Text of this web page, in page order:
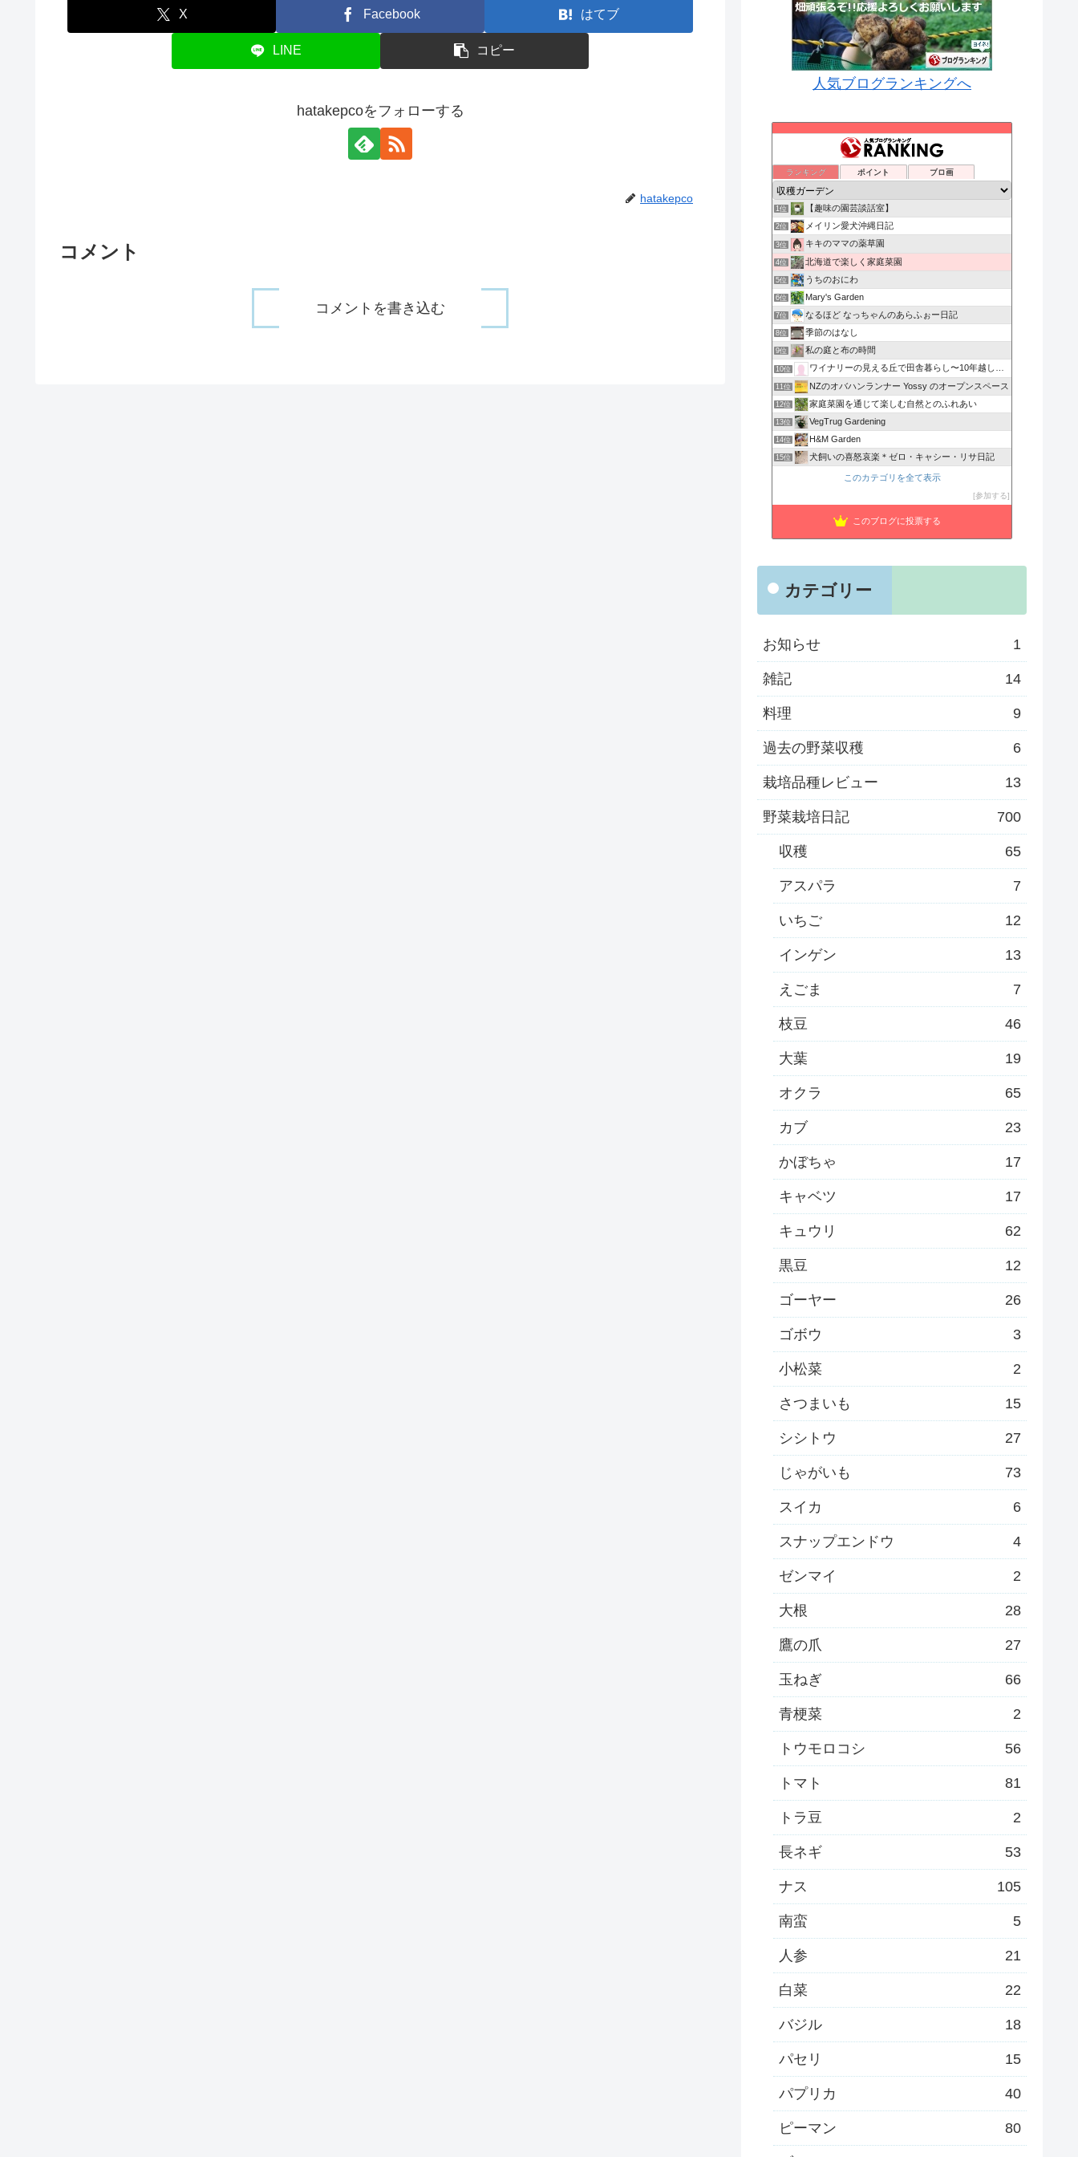
X Facebook はてブ
LINE コピー
hatakepcoをフォローする
hatakepco
コメント
コメントを書き込む
人気ブログランキングへ
ランキング ポイント ブロ画
1位 【趣味の園芸談話室】
2位 メイリン愛犬沖縄日記
3位 キキのママの薬草園
4位 北海道で楽しく家庭菜園
5位 うちのおにわ
6位 Mary's Garden
7位 なるほど なっちゃんのあらふぉー日記
8位 季節のはなし
9位 私の庭と布の時間
10位 ワイナリーの見える丘で田舎暮らし〜10年越しの夢叶えました〜
11位 NZのオバハンランナー Yossy のオープンスペース
12位 家庭菜園を通じて楽しむ自然とのふれあい
13位 VegTrug Gardening
14位 H&M Garden
15位 犬飼いの喜怒哀楽＊ゼロ・キャシー・リサ日記
このカテゴリを全て表示
参加する
このブログに投票する
カテゴリー
お知らせ 1
雑記 14
料理 9
過去の野菜収穫 6
栽培品種レビュー 13
野菜栽培日記 700
収穫 65
アスパラ 7
いちご 12
インゲン 13
えごま 7
枝豆 46
大葉 19
オクラ 65
カブ 23
かぼちゃ 17
キャベツ 17
キュウリ 62
黒豆 12
ゴーヤー 26
ゴボウ 3
小松菜 2
さつまいも 15
シシトウ 27
じゃがいも 73
スイカ 6
スナップエンドウ 4
ゼンマイ 2
大根 28
鷹の爪 27
玉ねぎ 66
青梗菜 2
トウモロコシ 56
トマト 81
トラ豆 2
長ネギ 53
ナス 105
南蛮 5
人参 21
白菜 22
バジル 18
パセリ 15
パプリカ 40
ピーマン 80